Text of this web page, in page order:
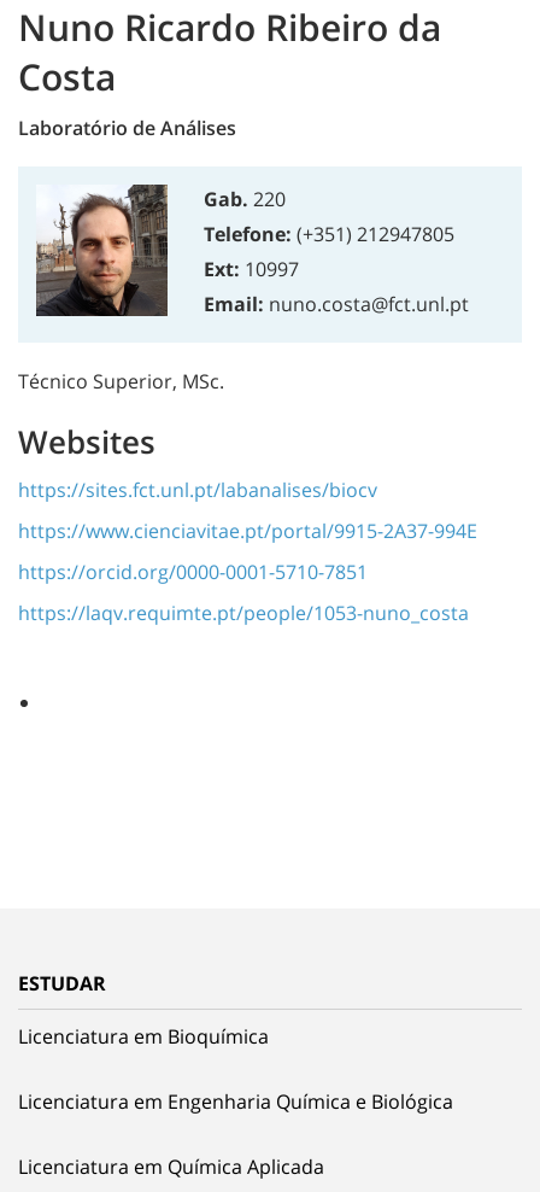
Nuno Ricardo Ribeiro da
Costa
Laboratório de Análises
Gab. 220
Telefone: (+351) 212947805
Ext: 10997
Email: nuno.costa@fct.unl.pt
Técnico Superior, MSc.
Websites
https://sites.fct.unl.pt/labanalises/biocv
https://www.cienciavitae.pt/portal/9915-2A37-994E
https://orcid.org/0000-0001-5710-7851
https://laqv.requimte.pt/people/1053-nuno_costa
ESTUDAR
Licenciatura em Bioquímica
Licenciatura em Engenharia Química e Biológica
Licenciatura em Química Aplicada